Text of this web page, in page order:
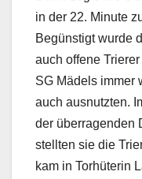
in der 22. Minute
Begünstigt wurde
auch offene
SG Mädels immer
auch ausnutzten.
der überragenden
stellten sie die
kam in Torhüterin